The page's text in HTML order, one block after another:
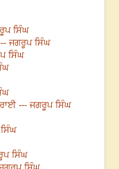
ਸਿੰਘ
ਜਗਰੂਪ ਸਿੰਘ
ਸਿੰਘ
--- ਜਗਰੂਪ ਸਿੰਘ
ਸਿੰਘ